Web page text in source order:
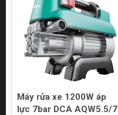
Máy rửa xe 1200W áp
lực 7bar DCA AQW5.5/7